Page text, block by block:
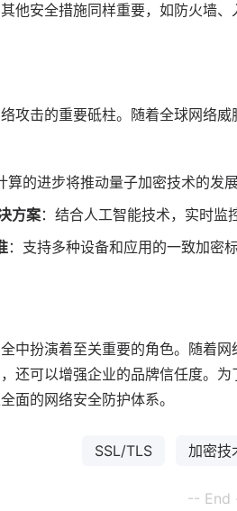
他安全措施同样重要，如防火墙、
攻击的重要砥柱。随着全球网络
算的进步将推动量子加密技术的发
方案：结合人工智能技术，实时监
：支持多种设备和应用的一致加密
中扮演着至关重要的角色。随着
还可以增强企业的品牌信任度。
面的网络安全防护体系。
SSL/TLS 加密技
-- End